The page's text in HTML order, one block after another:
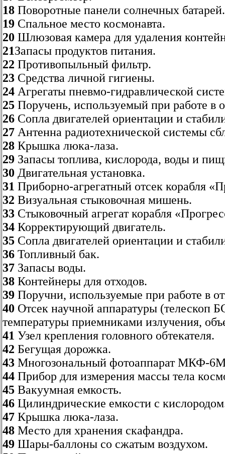
18 Поворотные панели солнечных батарей.
19 Спальное место космонавта.
20 Шлюзовая камера для удаления
21Запасы продуктов питания.
22 Противопыльный фильтр.
23 Средства личной гигиены.
24 Агрегаты пневмо-гидравлической
25 Поручень, используемый при работе в
26 Сопла двигателей ориентации и
27 Антенна радиотехнической системы
28 Крышка люка-лаза.
29 Запасы топлива, кислорода, воды и
30 Двигательная установка.
31 Приборно-агрегатный отсек корабля
32 Визуальная стыковочная мишень.
33 Стыковочный агрегат корабля
34 Корректирующий двигатель.
35 Сопла двигателей ориентации и
36 Топливный бак.
37 Запасы воды.
38 Контейнеры для отходов.
39 Поручни, используемые при работе в
40 Отсек научной аппаратуры
температуры приемниками излучения,
41 Узел крепления головного обтекателя.
42 Бегущая дорожка.
43 Многозональный фотоаппарат МКФ-
44 Прибор для измерения массы тела
45 Вакуумная емкость.
46 Цилиндрические емкости с
47 Крышка люка-лаза.
48 Место для хранения скафандра.
49 Шары-баллоны со сжатым воздухом.